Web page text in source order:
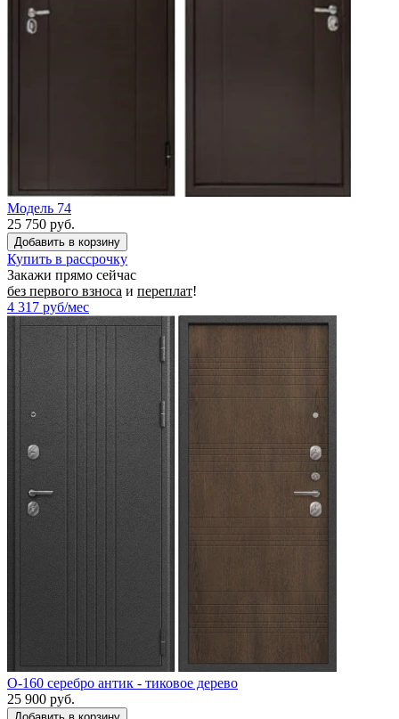
Модель 74
25 750 руб.
Купить в рассрочку
Закажи прямо сейчас
без первого взноса и переплат!
4 317 руб/мес
O-160 серебро антик - тиковое дерево
25 900 руб.